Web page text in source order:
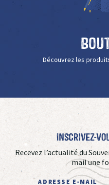
Découvrez les
Inscrivez-
Recevez l’actualité du
mail une
ADRESSE E-MAIL